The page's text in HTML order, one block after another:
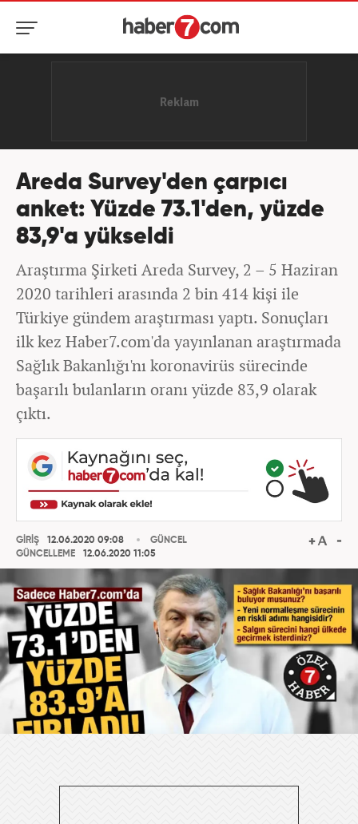
Areda Survey'den çarpıcı
anket: Yüzde 73.1'den, yüzde
83,9'a yükseldi
Araştırma Şirketi Areda Survey, 2 – 5 Haziran
2020 tarihleri arasında 2 bin 414 kişi ile
Türkiye gündem araştırması yaptı. Sonuçları
ilk kez Haber7.com'da yayınlanan araştırmada
Sağlık Bakanlığı'nı koronavirüs sürecinde
başarılı bulanların oranı yüzde 83,9 olarak
çıktı.
GİRİŞ
12.06.2020 09:08
GÜNCELLEME
12.06.2020 11:05
GÜNCEL